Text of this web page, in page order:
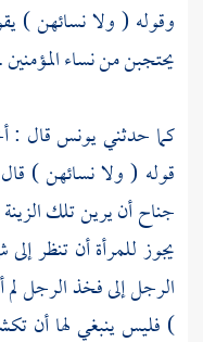
وقوله ( ولا نسائهن )
يحتجبن من نساء المؤمنين .
كما حدثنييونسقال :
قوله ( ولا نسائهن )
جناح أن يرين تلك
يجوز للمرأة أن تنظر
الرجل إلى فخذ الرجل لم
) فليس ينبغي لها أن